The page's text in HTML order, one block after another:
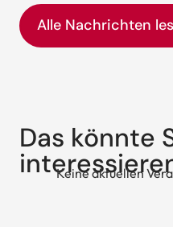
Alle Nachrichten
Das könnte
Keine aktuellen